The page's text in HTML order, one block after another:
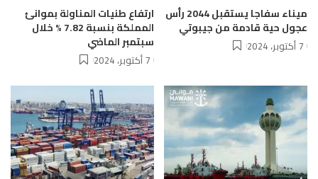
ميناء سفاجا يستقبل 2044 رأس
عجول حية قادمة من جيبوتي
7 أكتوبر، 2024
ارتفاع طنيات المناولة بموانئ
المملكة بنسبة 7.82 % خلال
سبتمبر الماضي
7 أكتوبر، 2024